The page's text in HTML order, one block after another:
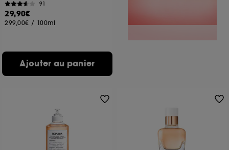
91
29,90€
299,00€ / 100ml
Ajouter au panier